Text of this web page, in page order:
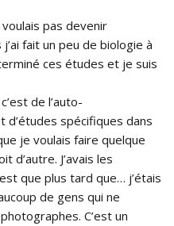
pas devenir
fait un peu de biologie à
ces études et je suis
de l’auto-
d’études spécifiques dans
je voulais faire quelque
d’autre. J’avais les
que plus tard que… j’étais
de gens qui ne
C’est un